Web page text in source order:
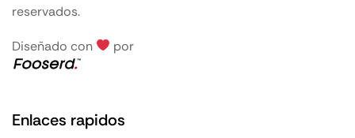
reservados.
Diseñado con por
Enlaces rapidos